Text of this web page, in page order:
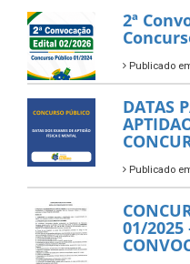
2ª
Publicado
DATAS
Publicado
01/2025